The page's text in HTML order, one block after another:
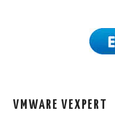
VMWARE VEXPERT